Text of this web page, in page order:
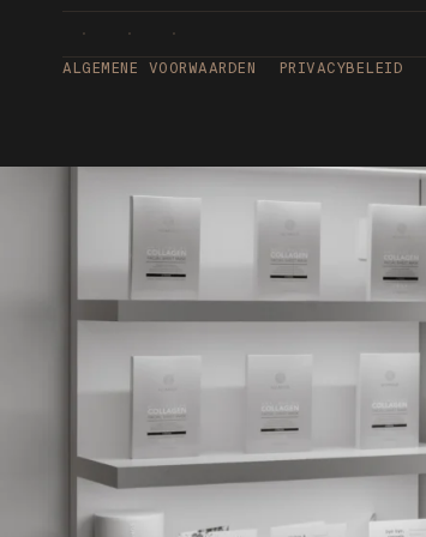
ALGEMENE VOORWAARDEN PRIVACYBELEID